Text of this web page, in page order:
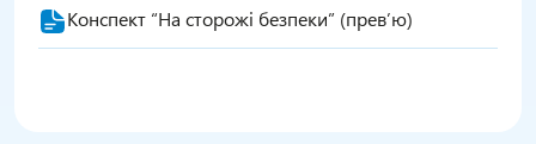
Конспект “На сторожі безпеки” (прев’ю)